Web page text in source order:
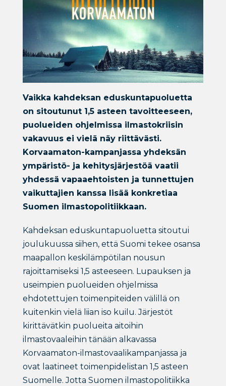
Vaikka kahdeksan eduskuntapuoluetta
on sitoutunut 1,5 asteen tavoitteeseen,
puolueiden ohjelmissa ilmastokriisin
vakavuus ei vielä näy riittävästi.
Korvaamaton-kampanjassa yhdeksän
ympäristö- ja kehitysjärjestöä vaatii
yhdessä vapaaehtoisten ja tunnettujen
vaikuttajien kanssa lisää konkretiaa
Suomen ilmastopolitiikkaan.
Kahdeksan eduskuntapuoluetta sitoutui
joulukuussa siihen, että Suomi tekee osansa
maapallon keskilämpötilan nousun
rajoittamiseksi 1,5 asteeseen. Lupauksen ja
useimpien puolueiden ohjelmissa
ehdotettujen toimenpiteiden välillä on
kuitenkin vielä liian iso kuilu. Järjestöt
kirittävätkin puolueita aitoihin
ilmastovaaleihin tänään alkavassa
Korvaamaton-ilmastovaalikampanjassa ja
ovat laatineet toimenpidelistan 1,5 asteen
Suomelle. Jotta Suomen ilmastopolitiikka